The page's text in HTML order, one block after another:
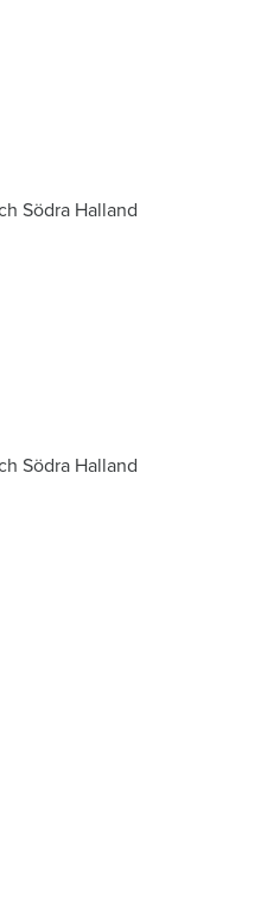
Södra Halland
Södra Halland